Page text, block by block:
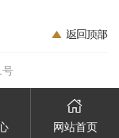
号
网站首页